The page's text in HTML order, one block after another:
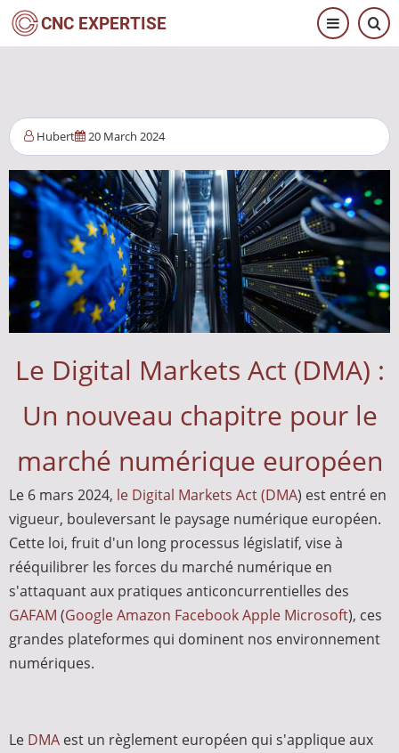
Skip
to
CNC EXPERTISE
Hubert 20 March 2024
Le Digital Markets Act (DMA) :
Un nouveau chapitre pour le
marché numérique européen
Le 6 mars 2024, le Digital Markets Act (DMA) est entré en
vigueur, bouleversant le paysage numérique européen.
Cette loi, fruit d'un long processus législatif, vise à
rééquilibrer les forces du marché numérique en
s'attaquant aux pratiques anticoncurrentielles des
GAFAM (GoogleAmazon FacebookApple Microsoft), ces
grandes plateformes qui dominent nos environnement
numériques.
Le DMA est un règlement européen qui s'applique aux